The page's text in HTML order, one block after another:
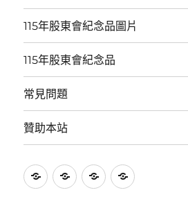
115年股東會紀念品圖片
115年股東會紀念品
常見問題
贊助本站
115
115
常
贊